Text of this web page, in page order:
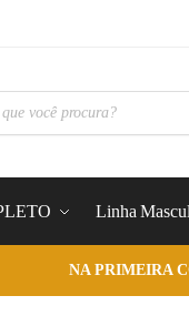
Linha
NA PRIMEIRA